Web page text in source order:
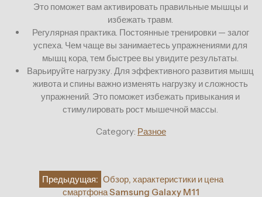
Это поможет вам активировать правильные мышцы и
избежать травм.
Регулярная практика. Постоянные тренировки — залог
успеха. Чем чаще вы занимаетесь упражнениями для
мышц кора, тем быстрее вы увидите результаты.
Варьируйте нагрузку. Для эффективного развития мышц
живота и спины важно изменять нагрузку и сложность
упражнений. Это поможет избежать привыкания и
стимулировать рост мышечной массы.
Category: Разное
Навигация
Предыдущая: Обзор, характеристики и цена
смартфона Samsung Galaxy M11